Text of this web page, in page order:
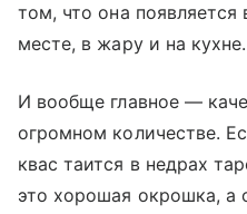
том, что она
месте, в жару и на кухне.
И вообще главное —
огромном количестве.
квас таится в недрах
это хорошая окрошка, а